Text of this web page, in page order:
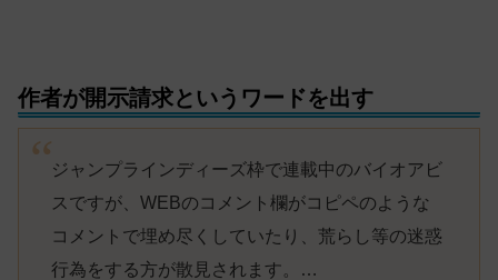
作者が開示請求というワードを出す
ジャンプラインディーズ枠で連載中のバイオアビ
スですが、WEBのコメント欄がコピペのような
コメントで埋め尽くしていたり、荒らし等の迷惑
行為をする方が散見されます。…